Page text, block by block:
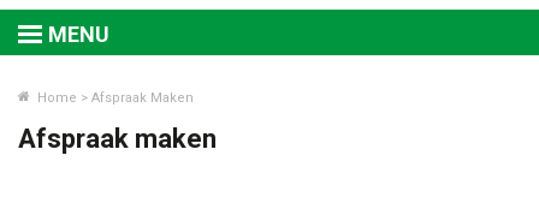
MENU
Home > Afspraak Maken
Afspraak maken